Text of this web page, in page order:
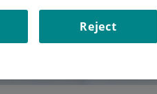
Reject